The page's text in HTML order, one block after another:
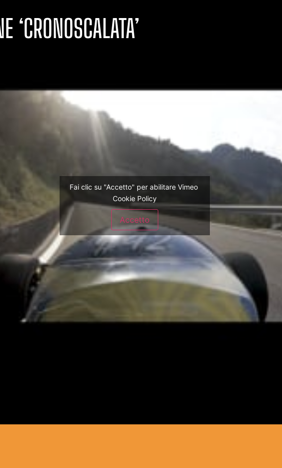
‘CRONOSCALATA’
Fai clic su "Accetto" per abilitare Vimeo
Cookie Policy
Accetto